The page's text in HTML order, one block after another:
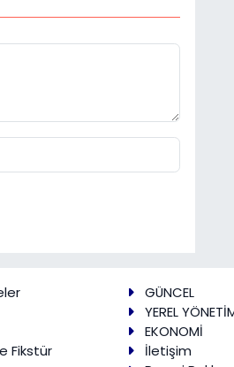
Fikstür
GÜNCEL
YEREL
EKONOMİ
İletişim